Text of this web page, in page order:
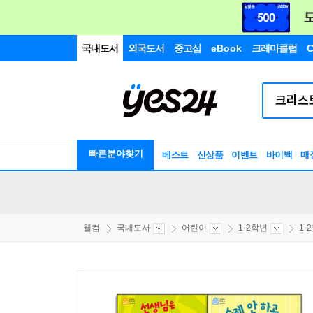
국내도서 외국도서 중고샵 eBook 크레마클럽
빠른분야찾기 베스트 신상품 이벤트 바이백 매
웰컴 국내도서 어린이 1-2학년 1-